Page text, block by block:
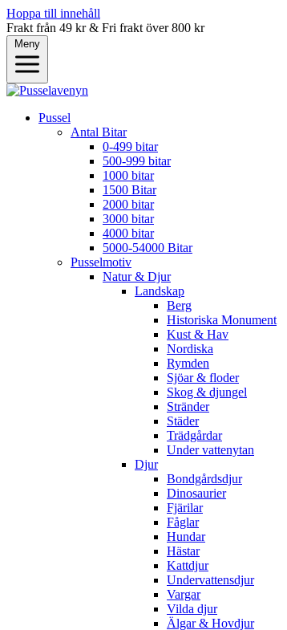
Hoppa till innehåll
Frakt från 49 kr & Fri frakt över 800 kr
Meny
Pussel
Antal Bitar
0-499 bitar
500-999 bitar
1000 bitar
1500 Bitar
2000 bitar
3000 bitar
4000 bitar
5000-54000 Bitar
Pusselmotiv
Natur & Djur
Landskap
Berg
Historiska Monument
Kust & Hav
Nordiska
Rymden
Sjöar & floder
Skog & djungel
Stränder
Städer
Trädgårdar
Under vattenytan
Djur
Bondgårdsdjur
Dinosaurier
Fjärilar
Fåglar
Hundar
Hästar
Kattdjur
Undervattensdjur
Vargar
Vilda djur
Älgar & Hovdjur